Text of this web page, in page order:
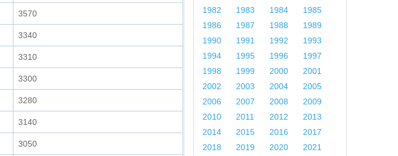
3570
3340
3310
3300
3280
3140
3050
1982
1983 1984
1985
1986
1987 1988
1989
1990
1991 1992
1993
1994
1995 1996
1997
1998
1999 2000
2001
2002
2003 2004
2005
2006
2007 2008
2009
2010
2011 2012
2013
2014
2015 2016
2017
2018
2019 2020
2021